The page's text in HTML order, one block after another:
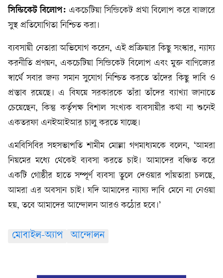
সিন্ডিকেট বিলোপ: একচেটিয়া সিন্ডিকেট প্রথা বিলোপ করে বাজারে
সুস্থ প্রতিযোগিতা নিশ্চিত করা।
ব্যবসায়ী নেতারা অভিযোগ করেন, এই প্রক্রিয়ার কিছু সংস্কার, ন্যায্য
করনীতি প্রণয়ন, একচেটিয়া সিন্ডিকেট বিলোপ এবং মুক্ত বাণিজ্যের
স্বার্থে সবার জন্য সমান সুযোগ নিশ্চিত করতে তাঁদের কিছু দাবি ও
প্রস্তাব রয়েছে। এ বিষয়ে সরকারকে তাঁরা তাঁদের ব্যাখ্যা জানাতে
চেয়েছেন, কিন্তু কর্তৃপক্ষ বিশাল সংখ্যক ব্যবসায়ীর কথা না শুনেই
একতরফা এনইআইআর চালু করতে যাচ্ছে।
এমবিসিবির সহসভাপতি শামীম মোল্লা গণমাধ্যমকে বলেন, ‘আমরা
নিয়মের মধ্যে থেকেই ব্যবসা করতে চাই। আমাদের বঞ্চিত করে
একটি গোষ্ঠীর হাতে সম্পূর্ণ ব্যবসা তুলে দেওয়ার পাঁয়তারা চলছে,
আমরা এর অবসান চাই। যদি আমাদের ন্যায্য দাবি মেনে না নেওয়া
হয়, তবে আমাদের আন্দোলন আরও কঠোর হবে।’
মোবাইল-অ্যাপ আন্দোলন